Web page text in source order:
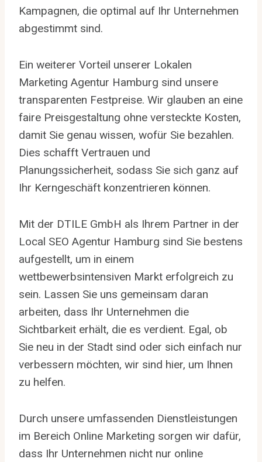
Kampagnen, die optimal auf Ihr Unternehmen
abgestimmt sind.
Ein weiterer Vorteil unserer Lokalen
Marketing Agentur Hamburg sind unsere
transparenten Festpreise. Wir glauben an eine
faire Preisgestaltung ohne versteckte Kosten,
damit Sie genau wissen, wofür Sie bezahlen.
Dies schafft Vertrauen und
Planungssicherheit, sodass Sie sich ganz auf
Ihr Kerngeschäft konzentrieren können.
Mit der DTILE GmbH als Ihrem Partner in der
Local SEO Agentur Hamburg sind Sie bestens
aufgestellt, um in einem
wettbewerbsintensiven Markt erfolgreich zu
sein. Lassen Sie uns gemeinsam daran
arbeiten, dass Ihr Unternehmen die
Sichtbarkeit erhält, die es verdient. Egal, ob
Sie neu in der Stadt sind oder sich einfach nur
verbessern möchten, wir sind hier, um Ihnen
zu helfen.
Durch unsere umfassenden Dienstleistungen
im Bereich Online Marketing sorgen wir dafür,
dass Ihr Unternehmen nicht nur online